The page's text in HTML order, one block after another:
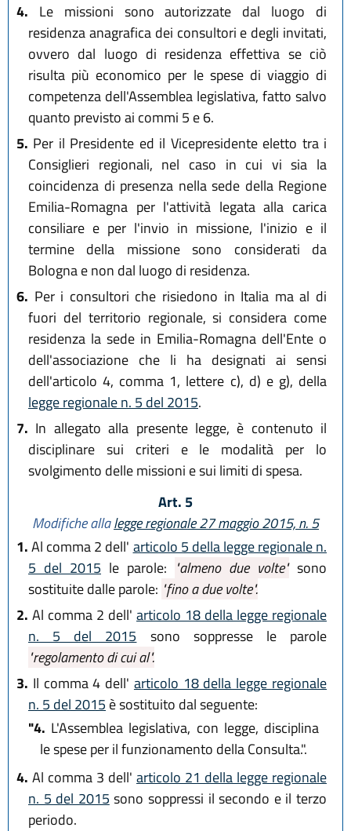
4. Le missioni sono autorizzate dal luogo di
residenza anagrafica dei consultori e degli invitati,
ovvero dal luogo di residenza effettiva se ciò
risulta più economico per le spese di viaggio di
competenza dell'Assemblea legislativa, fatto salvo
quanto previsto ai commi 5 e 6.
5. Per il Presidente ed il Vicepresidente eletto tra i
Consiglieri regionali, nel caso in cui vi sia la
coincidenza di presenza nella sede della Regione
Emilia-Romagna per l'attività legata alla carica
consiliare e per l'invio in missione, l'inizio e il
termine della missione sono considerati da
Bologna e non dal luogo di residenza.
6. Per i consultori che risiedono in Italia ma al di
fuori del territorio regionale, si considera come
residenza la sede in Emilia-Romagna dell'Ente o
dell'associazione che li ha designati ai sensi
dell'articolo 4, comma 1, lettere c), d) e g), della
legge regionale n. 5 del 2015.
7. In allegato alla presente legge, è contenuto il
disciplinare sui criteri e le modalità per lo
svolgimento delle missioni e sui limiti di spesa.
Art. 5
Modifiche allalegge regionale 27 maggio 2015, n. 5
1.Al comma 2 dell' articolo 5 della legge regionale n.
5 del 2015 le parole: "almeno due volte"sono
sostituite dalle parole: "fino a due volte".
2. Al comma 2 dell' articolo 18 della legge regionale
n. 5 del 2015 sono soppresse le parole
"regolamento di cui al".
3. Il comma 4 dell' articolo 18 della legge regionale
n. 5 del 2015 è sostituito dal seguente:
"4. L'Assemblea legislativa, con legge, disciplina
le spese per il funzionamento della Consulta.".
4. Al comma 3 dell' articolo 21 della legge regionale
n. 5 del 2015 sono soppressi il secondo e il terzo
periodo.